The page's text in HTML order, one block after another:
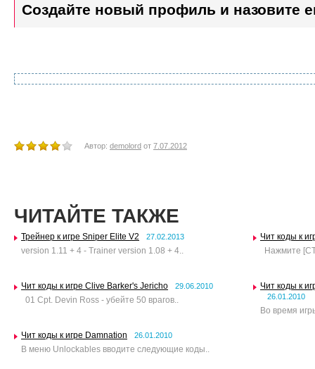
Создайте новый профиль и назовите
Автор: demolord от 7.07.2012
ЧИТАЙТЕ ТАКЖЕ
Трейнер к игре Sniper Elite V2 27.02.2013
version 1.11 + 4 - Trainer version 1.08 + 4..
Чит коды к
Нажмите
Чит коды к игре Clive Barker's Jericho 29.06.2010
01 Cpt. Devin Ross - убейте 50 врагов..
Чит коды к
26.01.2010
Во время
Чит коды к игре Damnation 26.01.2010
В меню Unlockables вводите следующие коды..